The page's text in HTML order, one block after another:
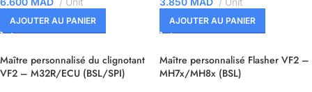
AJOUTER AU PANIER AJOUTER AU PANIER
Maître personnalisé du clignotant
VF2 – M32R/ECU (BSL/SPI)
Maître personnalisé Flasher VF2 –
MH7x/MH8x (BSL)